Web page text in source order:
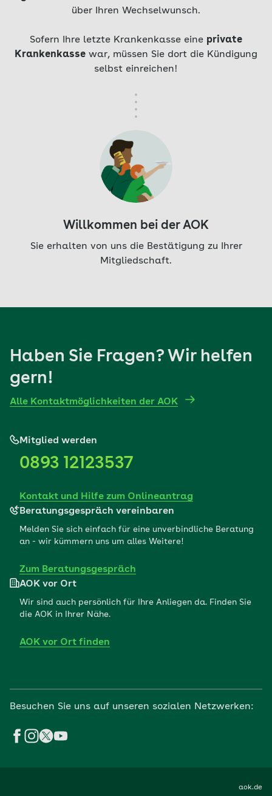
über Ihren Wechselwunsch.
Sofern Ihre letzte Krankenkasse eine private
Krankenkasse war, müssen Sie dort die Kündigung
selbst einreichen!
Willkommen bei der AOK
Sie erhalten von uns die Bestätigung zu Ihrer
Mitgliedschaft.
Haben Sie Fragen? Wir helfen
gern!
Alle Kontaktmöglichkeiten der AOK
Mitglied werden
0893 12123537
Kontakt und Hilfe zum Onlineantrag
Beratungsgespräch vereinbaren
Melden Sie sich einfach für eine unverbindliche Beratung
an - wir kümmern uns um alles Weitere!
Zum Beratungsgespräch
AOK vor Ort
Wir sind auch persönlich für Ihre Anliegen da. Finden Sie
die AOK in Ihrer Nähe.
AOK vor Ort finden
Besuchen Sie uns auf unseren sozialen Netzwerken:
aok.de